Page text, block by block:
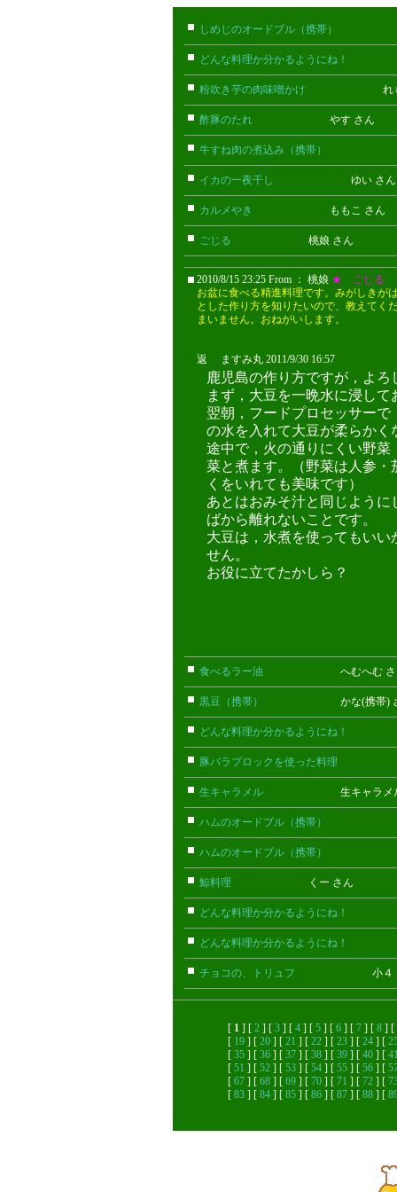
しめじのオードブル（携帯）
どんな料理か分かるようにね！
粉吹き芋の肉味噌かけ れもん
酢豚のたれ やす さん
牛すね肉の煮込み（携帯）
イカの一夜干し ゆい さ
カルメやき ももこ さん
ごじる 桃娘 さん
2010/8/15 23:25 From ： 桃娘 ★ ごじる
お盆に食べる精進料理です。みがしきが
とした作り方を知りたいので、教えてく
まいません。おねがいします。
返 ますみ丸 2011/9/30 16:57
鹿児島の作り方ですが，よろ
まず，大豆を一晩水に浸して
翌朝，フードプロセッサー
の水を入れて大豆が柔らかく
途中で，火の通りにくい野
菜と煮ます。（野菜は人参
くをいれても美味です）
あとはおみそ汁と同じよう
ばから離れないことです。
大豆は，水煮を使ってもい
せん。
お役に立てたかしら？
食べるラー油 へむへむ さ
黒豆（携帯） かな(携帯)
どんな料理か分かるようにね！
豚バラブロックを使った料理
生キャラメル 生キャラメル
ハムのオードブル（携帯）
ハムのオードブル（携帯）
鯨料理 くー さん
どんな料理か分かるようにね！
どんな料理か分かるようにね！
チョコの、トリュフ 小４ さ
[ 1 ] [ 2 ] [ 3 ] [ 4 ] [ 5 ] [ 6 ] [ 7 ] [ 8 ] [
[ 19 ] [ 20 ] [ 21 ] [ 22 ] [ 23 ] [ 24 ] [
[ 35 ] [ 36 ] [ 37 ] [ 38 ] [ 39 ] [ 40 ] [
[ 51 ] [ 52 ] [ 53 ] [ 54 ] [ 55 ] [ 56 ] [
[ 67 ] [ 68 ] [ 69 ] [ 70 ] [ 71 ] [ 72 ] [
[ 83 ] [ 84 ] [ 85 ] [ 86 ] [ 87 ] [ 88 ] [